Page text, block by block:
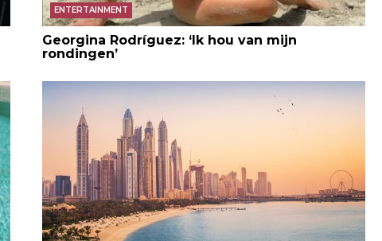
ENTERTAINMENT
Georgina Rodríguez: ‘Ik hou van mijn
rondingen’